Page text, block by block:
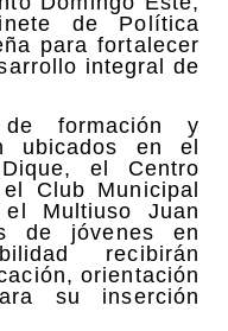
de Política
para fortalecer
integral de
formación y
ubicados en el
el Centro
Club Municipal
Multiuso Juan
de jóvenes en
recibirán
orientación
su inserción